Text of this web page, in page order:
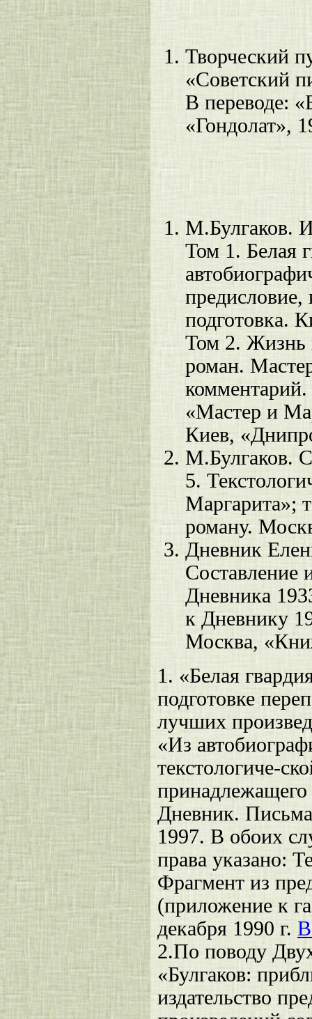
Творческий
«Советский
В переводе:
«Гондолат»,
М.Булгаков.
Том 1. Белая
предисловие,
подготовка.
Том 2. Жизнь
роман.
комментарий.
«Мастер и
Киев,
М.Булгаков.
5.
Маргарита»;
роману.
Дневник
Составление
Дневника
к Дневнику
Москва,
1. «Белая
подготовке
лучших
«Из
текстологиче-
принадлежащего
Дневник.
1997. В обоих
права указано:
Фрагмент из
(приложение к
декабря 1990 г.
2.По поводу
«Булгаков:
издательство